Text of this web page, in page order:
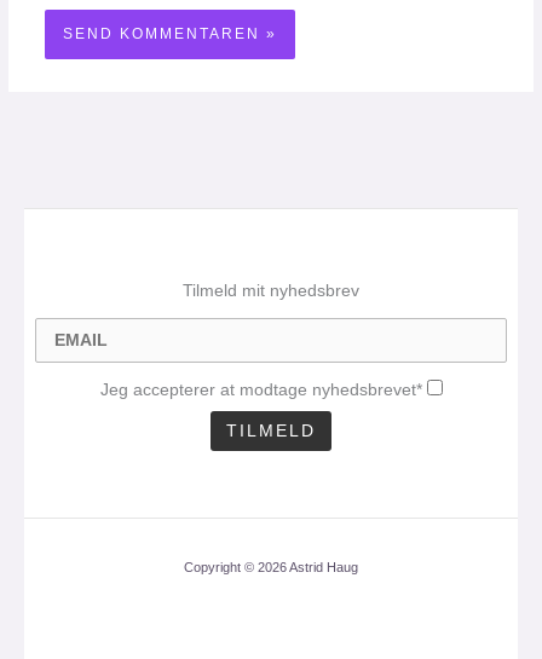
Tilmeld mit nyhedsbrev
Jeg accepterer at modtage nyhedsbrevet*
Copyright © 2026 Astrid Haug